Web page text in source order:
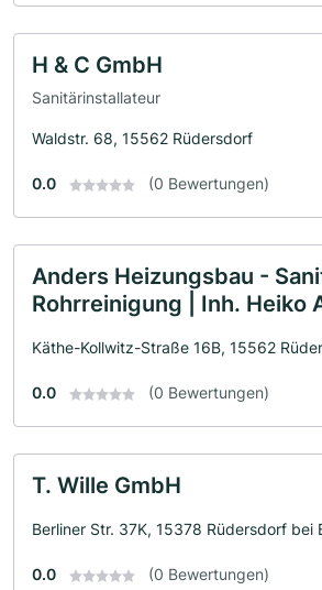
H & C GmbH
Sanitärinstallateur
Waldstr. 68, 15562 Rüdersdorf
0.0 (0 Bewertungen)
Anders Heizungsbau -
Rohrreinigung | Inh. Heiko
Käthe-Kollwitz-Straße 16B, 15562
0.0 (0 Bewertungen)
T. Wille GmbH
Berliner Str. 37K, 15378 Rüdersdorf bei
0.0 (0 Bewertungen)